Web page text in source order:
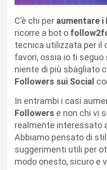
C’è chi per aumentare
ricorre a bot o
tecnica utilizzata per il
favori, ossia io ti seguo
niente di più sbagliato
Followers sui Social
In entrambi i casi
Followers e non chi vi
realmente interessato
Abbiamo pensato di
suggerimenti utili per
modo onesto, sicuro e